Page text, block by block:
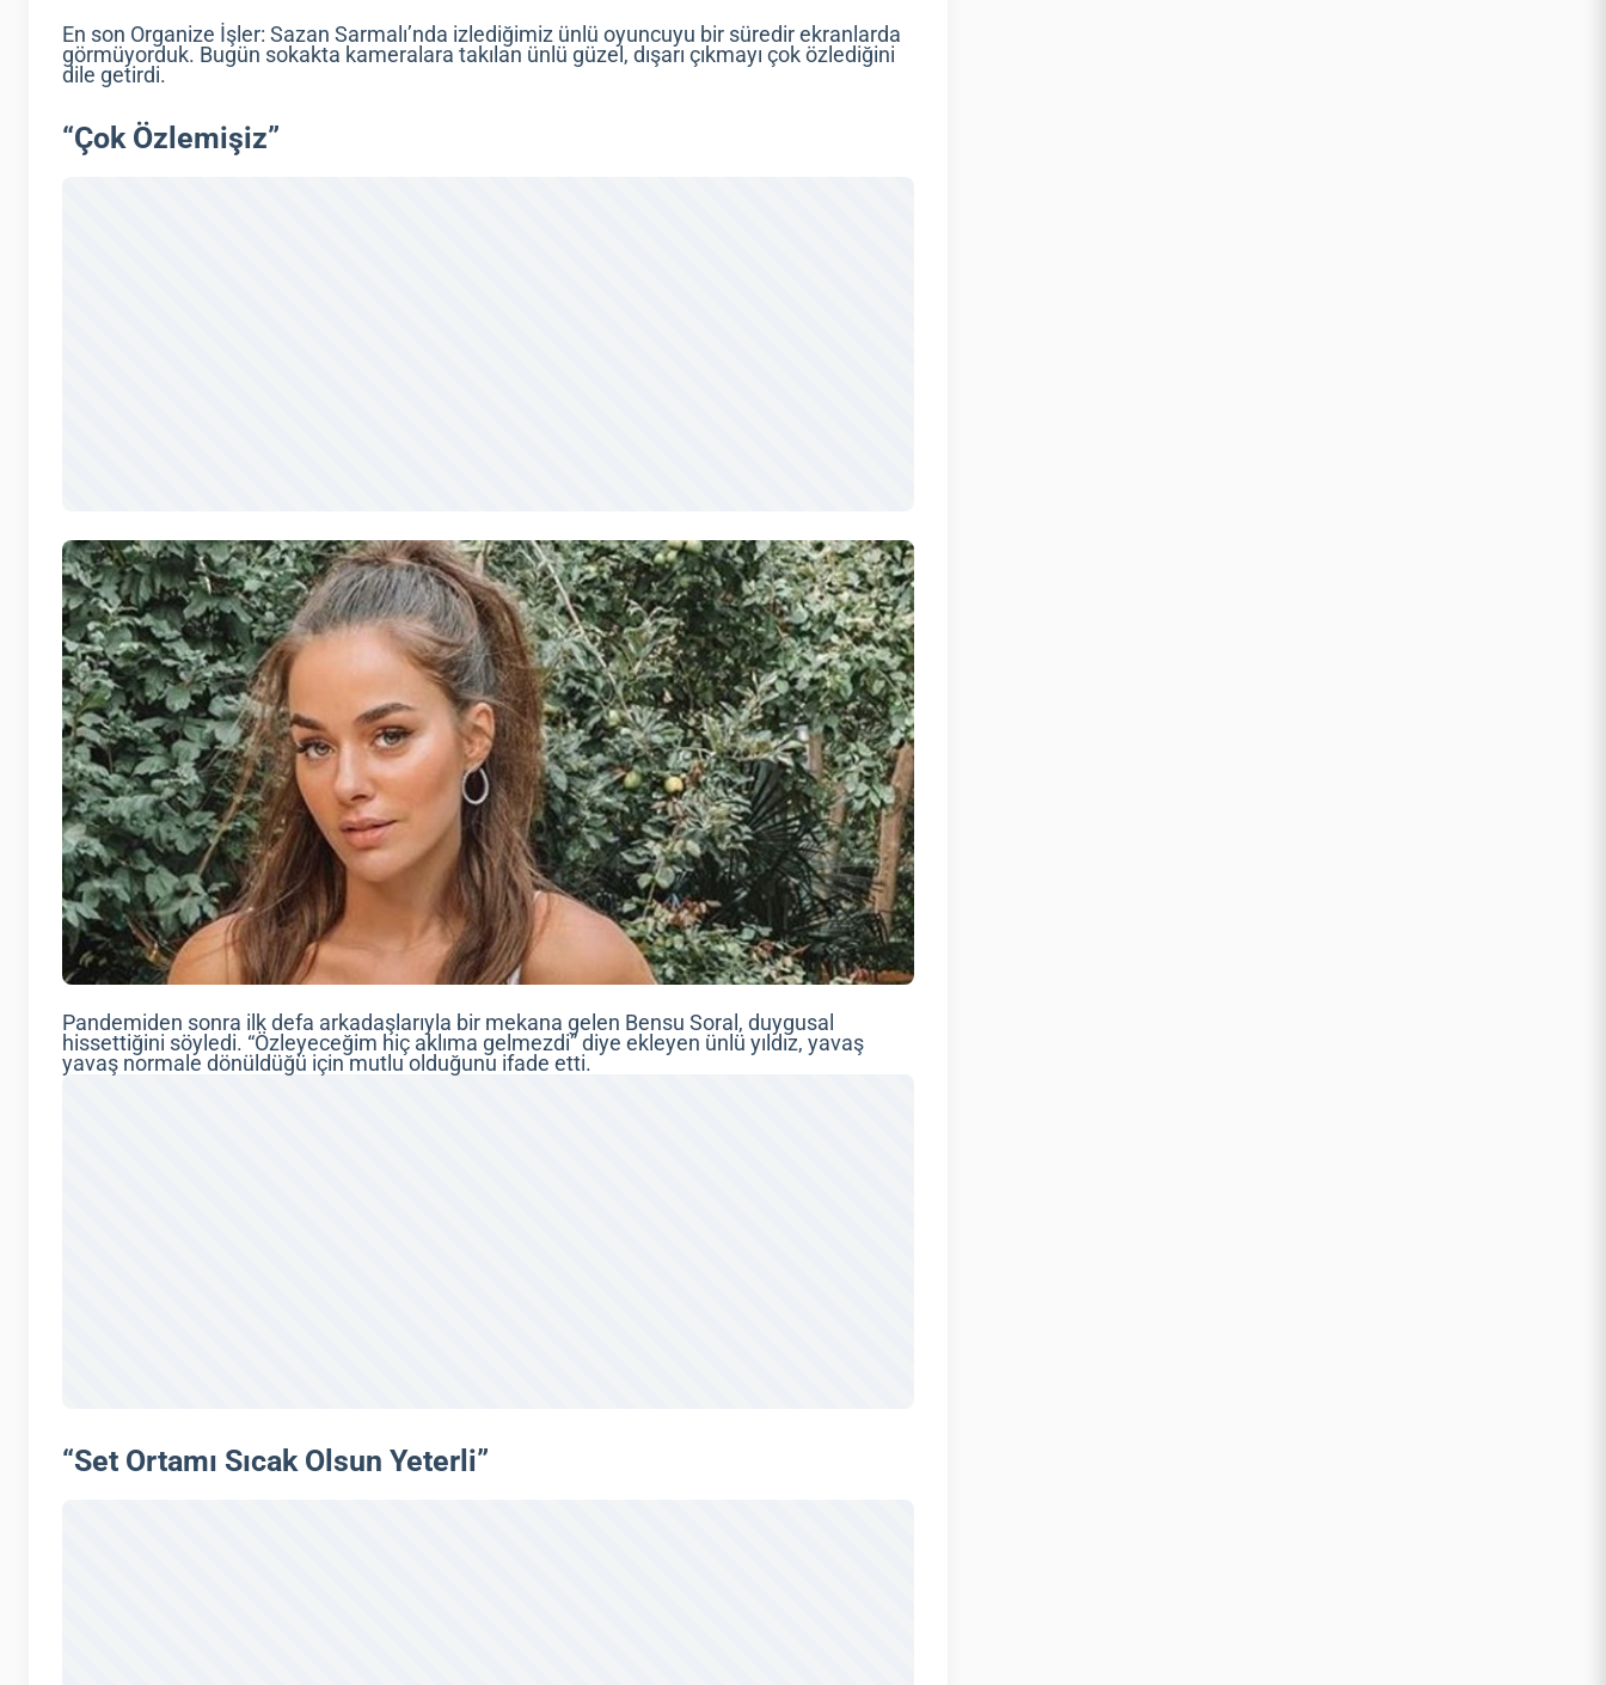
En son Organize İşler: Sazan Sarmalı’nda izlediğimiz ünlü oyuncuyu bir süredir ekranlarda
görmüyorduk. Bugün sokakta kameralara takılan ünlü güzel, dışarı çıkmayı çok özlediğini
dile getirdi.
“Çok Özlemişiz”
Pandemiden sonra ilk defa arkadaşlarıyla bir mekana gelen Bensu Soral, duygusal
hissettiğini söyledi. “Özleyeceğim hiç aklıma gelmezdi” diye ekleyen ünlü yıldız, yavaş
yavaş normale dönüldüğü için mutlu olduğunu ifade etti.
“Set Ortamı Sıcak Olsun Yeterli”